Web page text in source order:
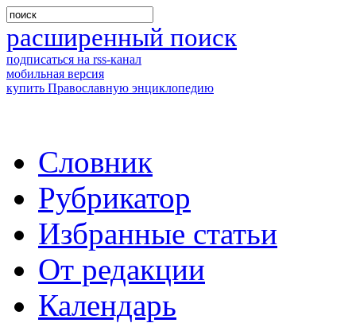
расширенный поиск
подписаться на rss-канал
мобильная версия
купить Православную энциклопедию
Словник
Рубрикатор
Избранные статьи
От редакции
Календарь